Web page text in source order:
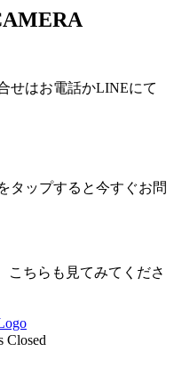
せはお電話かLINEにて
タップすると今すぐお問
こちらも見てみてくださ
Closed